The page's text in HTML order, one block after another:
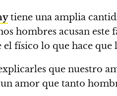
tiene una amplia
hombres acusan este
el físico lo que hace que
que nuestro
un amor que tanto